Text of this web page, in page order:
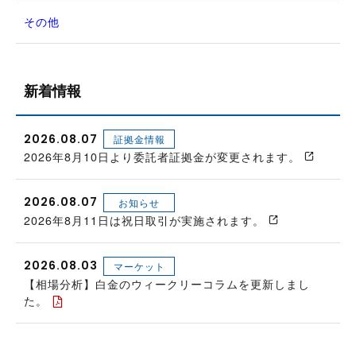
その他
新着情報
2026.08.07 証拠金情報
2026年8月10日より委託者証拠金が変更されます。
2026.08.07 お知らせ
2026年8月11日は祝日取引が実施されます。
2026.08.03 マーケット
【相場分析】白金のウィークリーコラムを更新しまし
た。